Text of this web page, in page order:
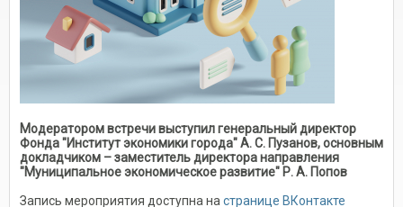
Модератором встречи выступил генеральный директор
Фонда "Институт экономики города" А. С. Пузанов, основным
докладчиком – заместитель директора направления
"Муниципальное экономическое развитие" Р. А. Попов
Запись мероприятия доступна на странице ВКонтакте